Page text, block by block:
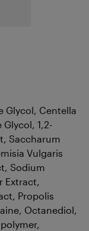
Glycol, Centella
1,2-
Saccharum
Vulgaris
Sodium
Extract,
Propolis
Octanediol,